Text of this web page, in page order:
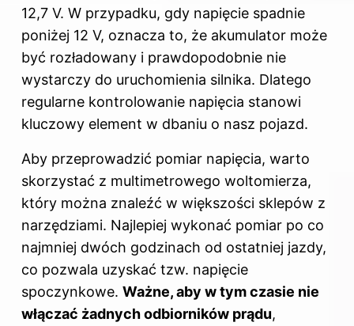
12,7 V. W przypadku, gdy napięcie spadnie
poniżej 12 V, oznacza to, że akumulator może
być rozładowany i prawdopodobnie nie
wystarczy do uruchomienia silnika. Dlatego
regularne kontrolowanie napięcia stanowi
kluczowy element w dbaniu o nasz pojazd.
Aby przeprowadzić pomiar napięcia, warto
skorzystać z multimetrowego woltomierza,
który można znaleźć w większości sklepów z
narzędziami. Najlepiej wykonać pomiar po co
najmniej dwóch godzinach od ostatniej jazdy,
co pozwala uzyskać tzw. napięcie
spoczynkowe. Ważne, aby w tym czasie nie
włączać żadnych odbiorników prądu,